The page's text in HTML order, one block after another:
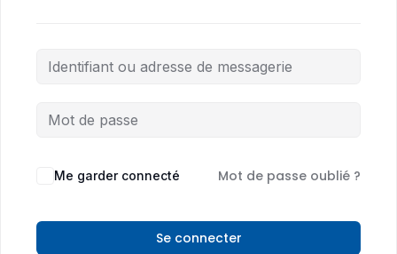
Me garder connecté Mot de passe oublié ?
Se connecter